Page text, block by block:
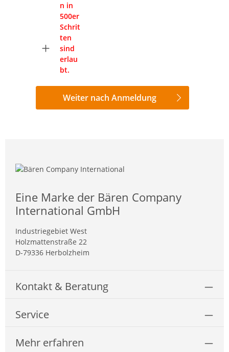
n in
500er
Schrit
ten
sind
erlau
bt.
Weiter nach Anmeldung
Eine Marke der Bären Company
International GmbH
Industriegebiet West
Holzmattenstraße 22
D-79336 Herbolzheim
Kontakt & Beratung
Service
Mehr erfahren